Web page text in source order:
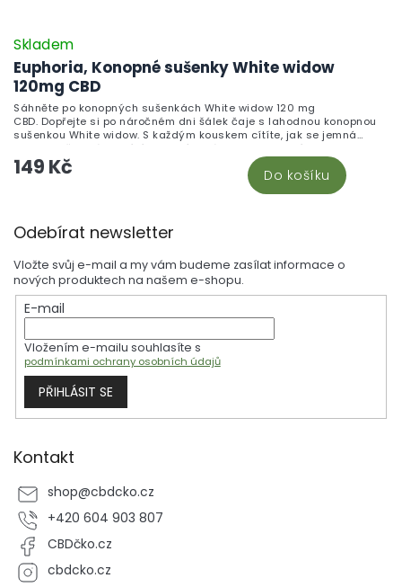
Euphoria, Konopné sušenky White widow
120mg CBD
Skladem
149 Kč Do košíku
Sáhněte po konopných sušenkách White widow 120 mg
CBD. Dopřejte si po náročném dni šálek čaje s lahodnou konopnou
sušenkou White widow. S každým kouskem cítíte, jak se jemná
sladkost čokolády mísí s jemným nádechem konopí, a stres z
celého dne se pomalu rozpouští. Představte si, jak se s přáteli
sejdete na odpolední kávu a dělíte se o tyto lahodné sušenky.
Nejenže uspokojí vaši chuť na sladké, ale také vám zpříjemní
Odebírat newsletter
Vložte svůj e-mail a my vám budeme zasílat informace o
nových produktech na našem e-shopu.
E-mail
Vložením e-mailu souhlasíte s
podmínkami ochrany osobních údajů
PŘIHLÁSIT SE
Kontakt
shop@cbdcko.cz
+420 604 903 807
CBDčko.cz
cbdcko.cz